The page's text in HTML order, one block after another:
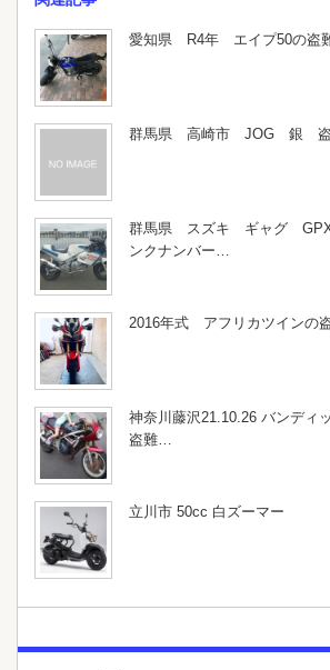
愛知県 R4年 エイプ50の盗
群馬県 高崎市 JOG 銀
群馬県 スズキ ギャグ
ンクナンバー…
2016年式 アフリカツインの
神奈川藤沢21.10.26 バンディ
盗難…
立川市 50cc 白ズーマー